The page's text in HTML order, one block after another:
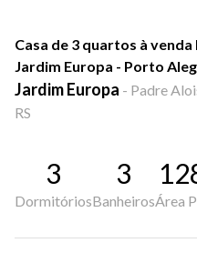
Casa de 3 quartos à venda
Jardim Europa - Porto
Jardim Europa - Padre
RS
3
Dormitórios
3
BanheirosÁrea